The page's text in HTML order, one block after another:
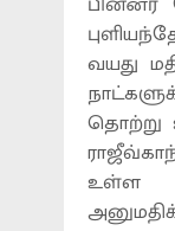
வயது
தொற்று
உள்ள